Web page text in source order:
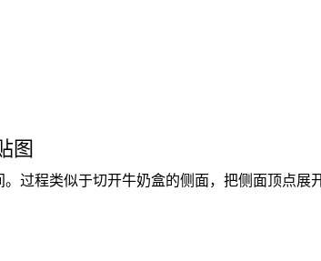
图
。过程类似于切开牛奶盒的侧面，把侧面顶点展